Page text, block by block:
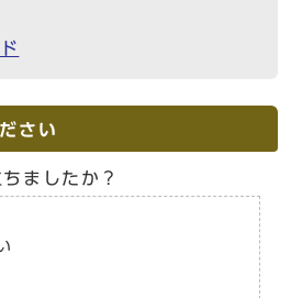
さい
ましたか？